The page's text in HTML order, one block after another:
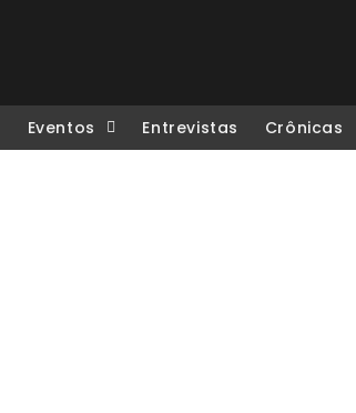
Eventos Entrevistas Crônicas